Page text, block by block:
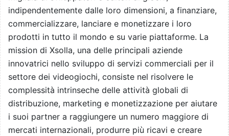
indipendentemente dalle loro dimensioni, a finanziare,
commercializzare, lanciare e monetizzare i loro
prodotti in tutto il mondo e su varie piattaforme. La
mission di Xsolla, una delle principali aziende
innovatrici nello sviluppo di servizi commerciali per il
settore dei videogiochi, consiste nel risolvere le
complessità intrinseche delle attività globali di
distribuzione, marketing e monetizzazione per aiutare
i suoi partner a raggiungere un numero maggiore di
mercati internazionali, produrre più ricavi e creare